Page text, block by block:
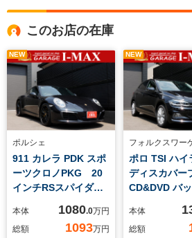
このお店の在庫
NEW
ポルシェ
911 カレラ PDK スポ
ーツクロノPKG 20
インチRSスパイダー
リパー リトラクタブ
ルドアミラー 黒革&
本体 1080.0万円
総額
1093万円
NEW
フォルクスワー
ポロ TSI ハイ
ディスカバー
CD&DVD バ
コントロール
ルミ ETC ス
本体
総額